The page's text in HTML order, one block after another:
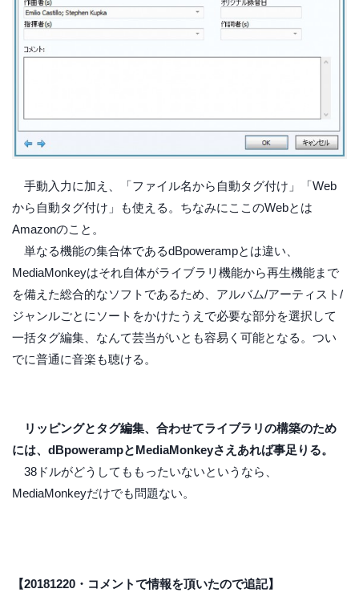
手動入力に加え、「ファイル名から自動タグ付け」「Web
から自動タグ付け」も使える。ちなみにここのWebとは
Amazonのこと。
単なる機能の集合体であるdBpowerampとは違い、
MediaMonkeyはそれ自体がライブラリ機能から再生機能まで
を備えた総合的なソフトであるため、アルバム/アーティスト/
ジャンルごとにソートをかけたうえで必要な部分を選択して
一括タグ編集、なんて芸当がいとも容易く可能となる。つい
でに普通に音楽も聴ける。
リッピングとタグ編集、合わせてライブラリの構築のため
には、dBpowerampとMediaMonkeyさえあれば事足りる。
38ドルがどうしてももったいないというなら、
MediaMonkeyだけでも問題ない。
【20181220・コメントで情報を頂いたので追記】